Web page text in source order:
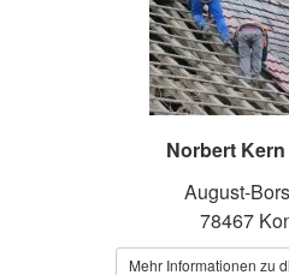
Norbert
August-
78467
Mehr Informationen zu